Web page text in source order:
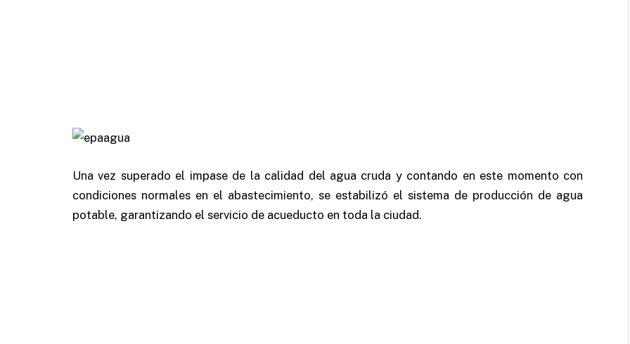
Una vez superado el impase de la calidad del agua cruda y contando en este momento con
condiciones normales en el abastecimiento, se estabilizó el sistema de producción de agua
potable, garantizando el servicio de acueducto en toda la ciudad.